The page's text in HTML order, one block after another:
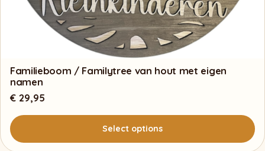
Familieboom / Familytree van hout met eigen
namen
€ 29,95
Select options